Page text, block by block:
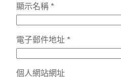
顯示名稱 *
電子郵件地址 *
個人網站網址